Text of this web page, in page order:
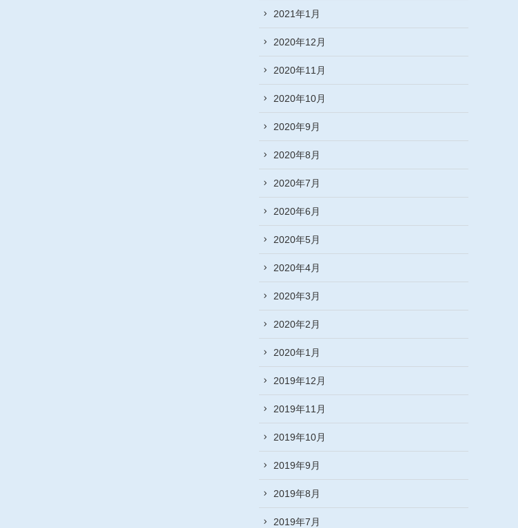
2021年1月
2020年12月
2020年11月
2020年10月
2020年9月
2020年8月
2020年7月
2020年6月
2020年5月
2020年4月
2020年3月
2020年2月
2020年1月
2019年12月
2019年11月
2019年10月
2019年9月
2019年8月
2019年7月